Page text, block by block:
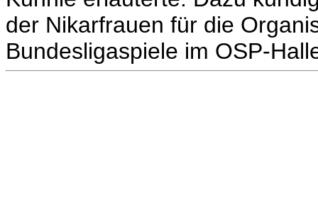
der Nikarfrauen für die
Bundesligaspiele im OSP-